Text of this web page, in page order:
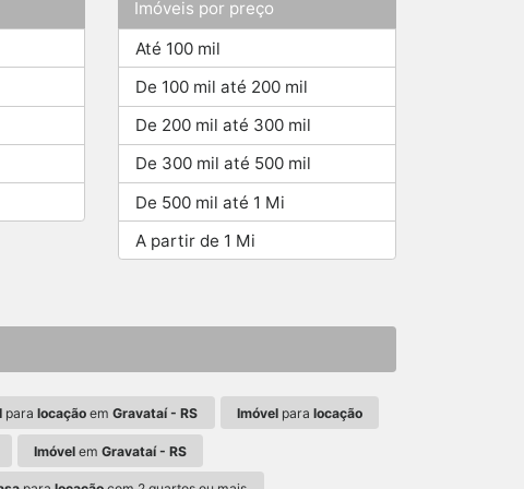
Imóveis por preço
Até 100 mil
De 100 mil até 200 mil
De 200 mil até 300 mil
De 300 mil até 500 mil
De 500 mil até 1 Mi
A partir de 1 Mi
paralocação emGravataí - RS Imóvelpara locação
Imóvel emGravataí - RS